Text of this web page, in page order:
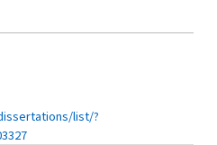
list/?